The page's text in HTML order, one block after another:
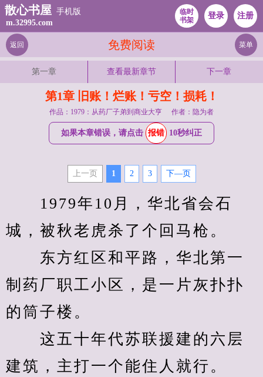
散心书屋 手机版
m.32995.com
临时
书架
登录 注册
免费阅读
返回 菜单
第一章 查看最新章节 下一章
第1章 旧账！烂账！亏空！损耗！
作品：1979：从药厂子弟到商业大亨 作者：隐为者
如果本章错误，请点击 报错 10秒纠正
上一页 1 2 3 下—页
1979年10月，华北省会石
城，被秋老虎杀了个回马枪。
东方红区和平路，华北第一
制药厂职工小区，是一片灰扑扑
的筒子楼。
这五十年代苏联援建的六层
建筑，主打一个能住人就行。